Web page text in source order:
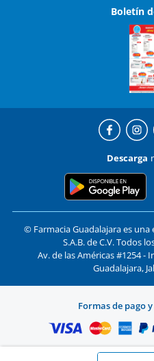
Boletín
Descarga
© Farmacia Guadalajara es
S.A.B. de C.V. Todos
Av. de las Américas #1254 -
Guadalajara,
Formas de pago